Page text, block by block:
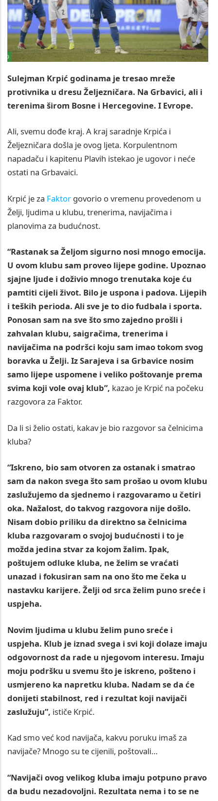
Sulejman Krpić godinama je tresao mreže
protivnika u dresu Željezničara. Na Grbavici, ali i
terenima širom Bosne i Hercegovine. I Evrope.
Ali, svemu dođe kraj. A kraj saradnje Krpića i
Željezničara došla je ovog ljeta. Korpulentnom
napadaču i kapitenu Plavih istekao je ugovor i neće
ostati na Grbavaici.
Krpić je za Faktor govorio o vremenu provedenom u
Želji, ljudima u klubu, trenerima, navijačima i
planovima za budućnost.
“Rastanak sa Željom sigurno nosi mnogo emocija.
U ovom klubu sam proveo lijepe godine. Upoznao
sjajne ljude i doživio mnogo trenutaka koje ću
pamtiti cijeli život. Bilo je uspona i padova. Lijepih
i teških perioda. Ali sve je to dio fudbala i sporta.
Ponosan sam na sve što smo zajedno prošli i
zahvalan klubu, saigračima, trenerima i
navijačima na podršci koju sam imao tokom svog
boravka u Želji. Iz Sarajeva i sa Grbavice nosim
samo lijepe uspomene i veliko poštovanje prema
svima koji vole ovaj klub”, kazao je Krpić na počeku
razgovora za Faktor.
Da li si želio ostati, kakav je bio razgovor sa čelnicima
kluba?
“Iskreno, bio sam otvoren za ostanak i smatrao
sam da nakon svega što sam prošao u ovom klubu
zaslužujemo da sjednemo i razgovaramo u četiri
oka. Nažalost, do takvog razgovora nije došlo.
Nisam dobio priliku da direktno sa čelnicima
kluba razgovaram o svojoj budućnosti i to je
možda jedina stvar za kojom žalim. Ipak,
poštujem odluke kluba, ne želim se vraćati
unazad i fokusiran sam na ono što me čeka u
nastavku karijere. Želji od srca želim puno sreće i
uspjeha.
Novim ljudima u klubu želim puno sreće i
uspjeha. Klub je iznad svega i svi koji dolaze imaju
odgovornost da rade u njegovom interesu. Imaju
moju podršku u svemu što je iskreno, pošteno i
usmjereno ka napretku kluba. Nadam se da će
donijeti stabilnost, red i rezultat koji navijači
zaslužuju”, ističe Krpić.
Kad smo već kod navijača, kakvu poruku imaš za
navijače? Mnogo su te cijenili, poštovali…
“Navijači ovog velikog kluba imaju potpuno pravo
da budu nezadovoljni. Rezultata nema i to se ne